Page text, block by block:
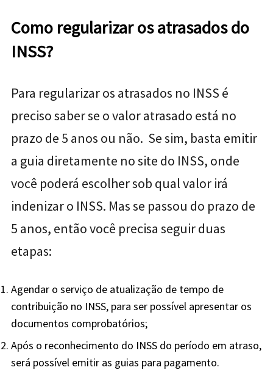
Como regularizar os atrasados do
INSS?
Para regularizar os atrasados no INSS é
preciso saber se o valor atrasado está no
prazo de 5 anos ou não. Se sim, basta emitir
a guia diretamente no site do INSS, onde
você poderá escolher sob qual valor irá
indenizar o INSS. Mas se passou do prazo de
5 anos, então você precisa seguirduas
etapas:
Agendar o serviço de atualização de tempo de
contribuição no INSS, para ser possível apresentar os
documentos comprobatórios;
Após o reconhecimento do INSS do período em atraso,
será possível emitir as guias para pagamento.